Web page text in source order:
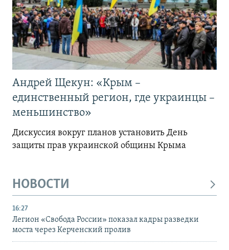
Андрей Щекун: «Крым –
единственный регион, где украинцы –
меньшинство»
Дискуссия вокруг планов установить День
защиты прав украинской общины Крыма
НОВОСТИ
16:27
Легион «Свобода России» показал кадры разведки
моста через Керченский пролив